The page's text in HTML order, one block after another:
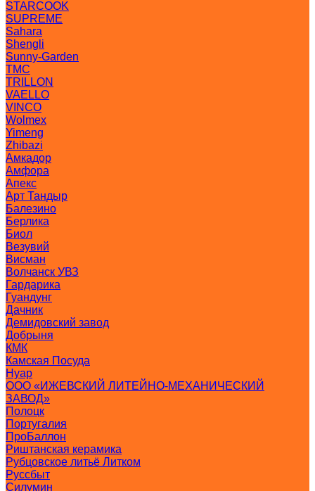
STARCOOK
SUPREME
Sahara
Shengli
Sunny-Garden
TMC
TRILLON
VAELLO
VINCO
Wolmex
Yimeng
Zhibazi
Амкадор
Амфора
Апекс
Арт Тандыр
Балезино
Берлика
Биол
Везувий
Висман
Волчанск УВЗ
Гардарика
Гуандунг
Дачник
Демидовский завод
Добрыня
КМК
Камская Посуда
Нуар
ООО «ИЖЕВСКИЙ ЛИТЕЙНО-МЕХАНИЧЕСКИЙ
ЗАВОД»
Полоцк
Португалия
ПроБаллон
Риштанская керамика
Рубцовское литьё Литком
Руссбыт
Силумин